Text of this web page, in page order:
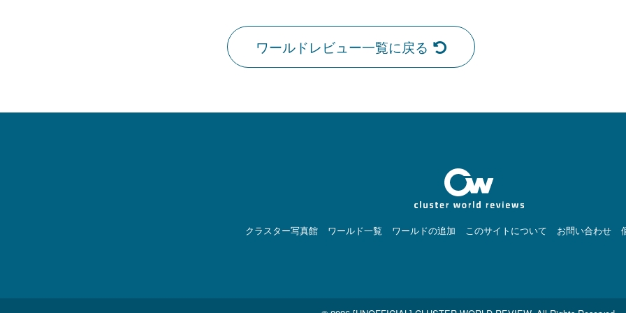
ワールドレビュー一覧に戻る
クラスター写真館 ワールド一覧 ワールドの追加 このサイトについて お問い合わせ